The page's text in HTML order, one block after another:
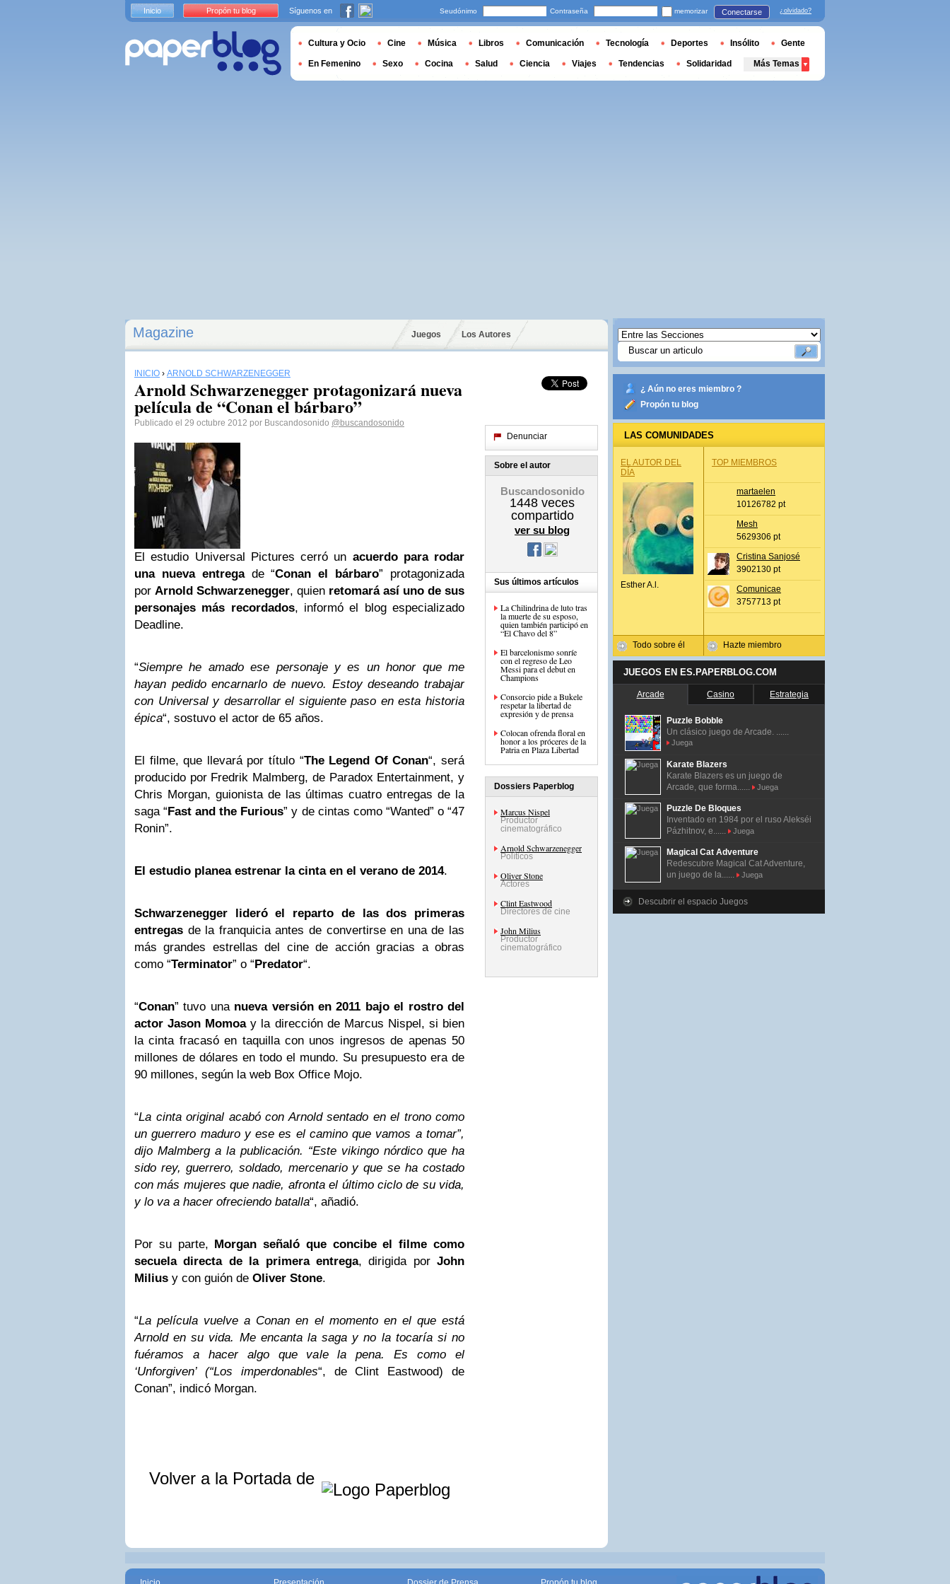
Magazine Juegos Los Autores
INICIO › ARNOLD SCHWARZENEGGER
Arnold Schwarzenegger protagonizará nueva
película de “Conan el bárbaro”
Publicado el 29 octubre 2012 por Buscandosonido @buscandosonido
El estudio Universal Pictures cerró un acuerdo para rodar
una nueva entregade “Conan el bárbaro” protagonizada
por Arnold Schwarzenegger, quien retomará así uno de sus
personajes más recordados, informó el blog especializado
Deadline.
“Siempre he amado ese personaje y es un honor que me
hayan pedido encarnarlo de nuevo. Estoy deseando trabajar
con Universal y desarrollar el siguiente paso en esta historia
épica“, sostuvo el actor de 65 años.
El filme, que llevará por título “The Legend Of Conan“, será
producido por Fredrik Malmberg, de Paradox Entertainment, y
Chris Morgan, guionista de las últimas cuatro entregas de la
saga “Fast and the Furious” y de cintas como “Wanted” o “47
Ronin”.
El estudio planea estrenar la cinta en el verano de 2014.
Schwarzenegger lideró el reparto de las dos primeras
entregas de la franquicia antes de convertirse en una de las
más grandes estrellas del cine de acción gracias a obras
como “Terminator” o “Predator“.
“Conan” tuvo una nueva versión en 2011 bajo el rostro del
actor Jason Momoay la dirección de Marcus Nispel, si bien
la cinta fracasó en taquilla con unos ingresos de apenas 50
millones de dólares en todo el mundo. Su presupuesto era de
90 millones, según la web Box Office Mojo.
“La cinta original acabó con Arnold sentado en el trono como
un guerrero maduro y ese es el camino que vamos a tomar”,
dijo Malmberg a la publicación. “Este vikingo nórdico que ha
sido rey, guerrero, soldado, mercenario y que se ha costado
con más mujeres que nadie, afronta el último ciclo de su vida,
y lo va a hacer ofreciendo batalla“, añadió.
Por su parte, Morgan señaló que concibe el filme como
secuela directa de la primera entrega, dirigida por John
Milius y con guión de Oliver Stone.
“La película vuelve a Conan en el momento en el que está
Arnold en su vida. Me encanta la saga y no la tocaría si no
fuéramos a hacer algo que vale la pena. Es como el
‘Unforgiven’ (“Los imperdonables“, de Clint Eastwood) de
Conan”, indicó Morgan.
Volver a la Portada de
Denunciar
Sobre el autor
Buscandosonido
1448 veces
compartido
ver su blog
Sus últimos artículos
La Chilindrina de luto tras
la muerte de su esposo,
quien también participó en
“El Chavo del 8”
El barcelonismo sonríe
con el regreso de Leo
Messi para el debut en
Champions
Consorcio pide a Bukele
respetar la libertad de
expresión y de prensa
Colocan ofrenda floral en
honor a los próceres de la
Patria en Plaza Libertad
Dossiers Paperblog
Marcus Nispel
Productor
cinematográfico
Arnold Schwarzenegger
Políticos
Oliver Stone
Actores
Clint Eastwood
Directores de cine
John Milius
Productor
cinematográfico
¿ Aún no eres miembro ?
Propón tu blog
LAS COMUNIDADES
EL AUTOR DEL
DÍA
Esther A.l.
Todo sobre él
TOP MIEMBROS
martaelen
10126782 pt
Mesh
5629306 pt
Cristina Sanjosé
3902130 pt
Comunicae
3757713 pt
Hazte miembro
JUEGOS EN ES.PAPERBLOG.COM
Arcade Casino Estrategia
Puzzle Bobble
Un clásico juego de Arcade. ......
Juega
Karate Blazers
Karate Blazers es un juego de
Arcade, que forma......
Juega
Puzzle De Bloques
Inventado en 1984 por el ruso Alekséi
Pázhitnov, e......
Juega
Magical Cat Adventure
Redescubre Magical Cat Adventure,
un juego de la......
Juega
Descubrir el espacio Juegos
Inicio Propón tu blog Síguenos en Seudónimo Contraseña memorizar Conectarse ¿olvidado?
Cultura y Ocio Cine Música Libros Comunicación Tecnología Deportes Insólito Gente
En Femenino Sexo Cocina Salud Ciencia Viajes Tendencias Solidaridad Más Temas